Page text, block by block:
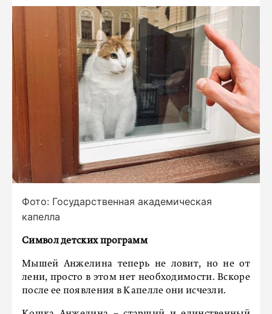
Фото: Государственная академическая
капелла
Символ детских программ
Мышей Анжелина теперь не ловит, но не от
лени, просто в этом нет необходимости. Вскоре
после ее появления в Капелле они исчезли.